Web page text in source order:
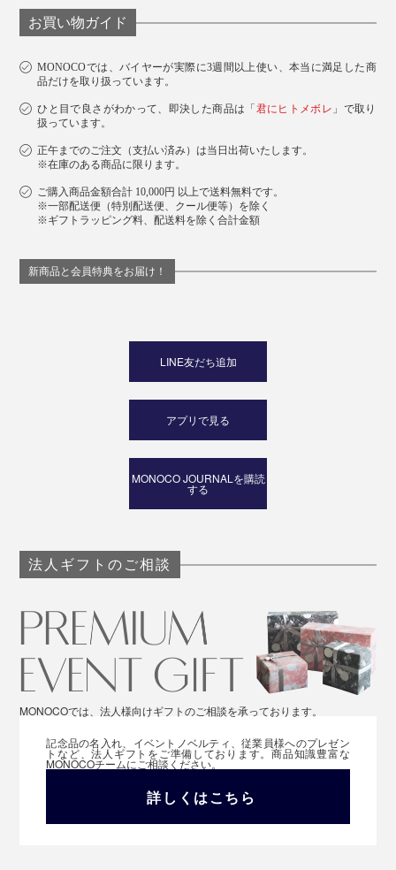
お買い物ガイド
MONOCOでは、バイヤーが実際に3週間以上使い、本当に満足した商
品だけを取り扱っています。
ひと目で良さがわかって、即決した商品は「君にヒトメボレ 」で取り
扱っています。
正午までのご注文（支払い済み）は当日出荷いたします。
※在庫のある商品に限ります。
ご購入商品金額合計 10,000円 以上で送料無料です。
※一部配送便（特別配送便、クール便等）を除く
※ギフトラッピング料、配送料を除く合計金額
新商品と会員特典をお届け！
LINE友だち追加
アプリで見る
MONOCO JOURNALを購読
する
法人ギフトのご相談
MONOCOでは、法人様向けギフトのご相談を承っております。
記念品の名入れ、イベントノベルティ、従業員様へのプレゼン
トなど、法人ギフトをご準備しております。商品知識豊富な
MONOCOチームにご相談ください。
詳しくはこちら